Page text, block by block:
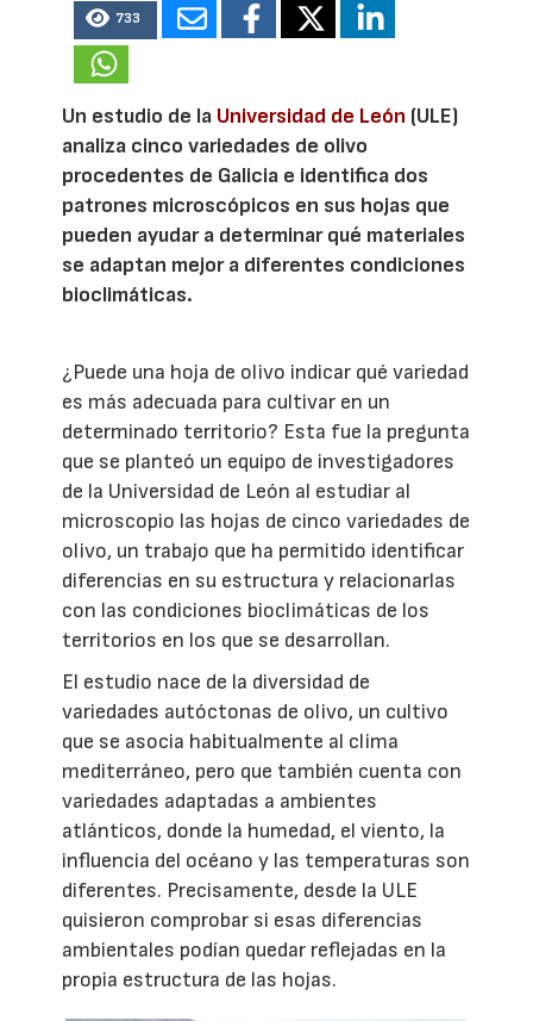
733
Un estudio de la Universidad de León (ULE)
analiza cinco variedades de olivo
procedentes de Galicia e identifica dos
patrones microscópicos en sus hojas que
pueden ayudar a determinar qué materiales
se adaptan mejor a diferentes condiciones
bioclimáticas.
¿Puede una hoja de olivo indicar qué variedad
es más adecuada para cultivar en un
determinado territorio? Esta fue la pregunta
que se planteó un equipo de investigadores
de la Universidad de León al estudiar al
microscopio las hojas de cinco variedades de
olivo, un trabajo que ha permitido identificar
diferencias en su estructura y relacionarlas
con las condiciones bioclimáticas de los
territorios en los que se desarrollan.
El estudio nace de la diversidad de
variedades autóctonas de olivo, un cultivo
que se asocia habitualmente al clima
mediterráneo, pero que también cuenta con
variedades adaptadas a ambientes
atlánticos, donde la humedad, el viento, la
influencia del océano y las temperaturas son
diferentes. Precisamente, desde la ULE
quisieron comprobar si esas diferencias
ambientales podían quedar reflejadas en la
propia estructura de las hojas.